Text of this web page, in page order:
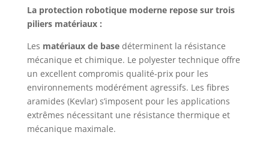
La protection robotique moderne repose sur trois
piliers matériaux :
Les matériaux de basedéterminent la résistance
mécanique et chimique. Le polyester technique offre
un excellent compromis qualité-prix pour les
environnements modérément agressifs. Les fibres
aramides (Kevlar) s’imposent pour les applications
extrêmes nécessitant une résistance thermique et
mécanique maximale.